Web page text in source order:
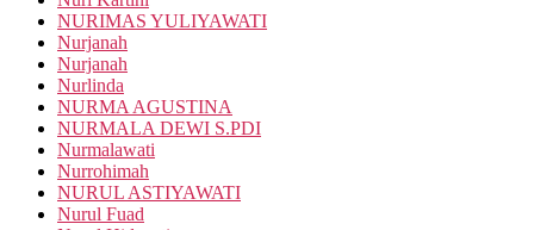
NURIMAS YULIYAWATI
Nurjanah
Nurjanah
Nurlinda
NURMA AGUSTINA
NURMALA DEWI S.PDI
Nurmalawati
Nurrohimah
NURUL ASTIYAWATI
Nurul Fuad